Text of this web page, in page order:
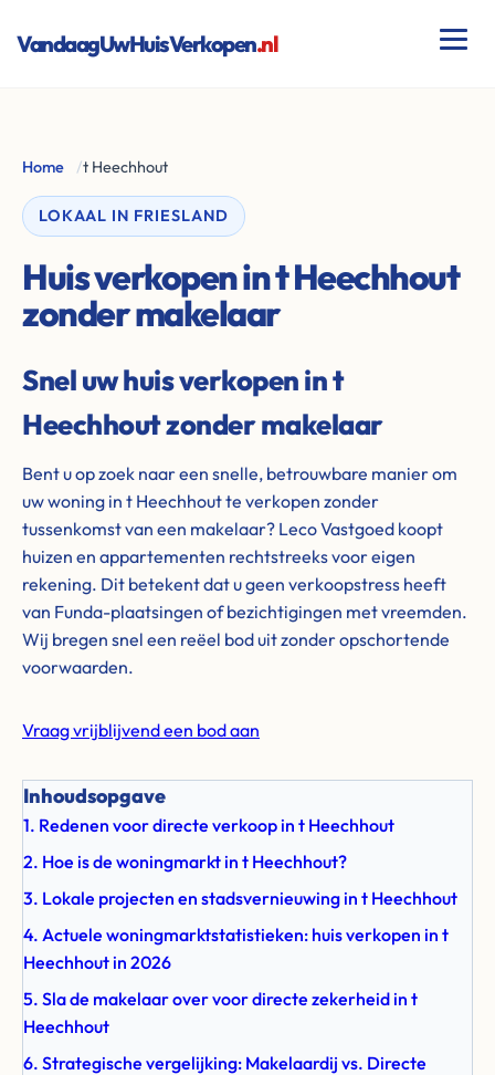
VandaagUwHuisVerkopen.nl
Home /t Heechhout
LOKAAL IN FRIESLAND
Huis verkopen in t Heechhout
zonder makelaar
Snel uw huis verkopen in t
Heechhout zonder makelaar
Bent u op zoek naar een snelle, betrouwbare manier om
uw woning in t Heechhout te verkopen zonder
tussenkomst van een makelaar? Leco Vastgoed koopt
huizen en appartementen rechtstreeks voor eigen
rekening. Dit betekent dat u geen verkoopstress heeft
van Funda-plaatsingen of bezichtigingen met vreemden.
Wij bregen snel een reëel bod uit zonder opschortende
voorwaarden.
Vraag vrijblijvend een bod aan
Inhoudsopgave
1. Redenen voor directe verkoop in t Heechhout
2. Hoe is de woningmarkt in t Heechhout?
3. Lokale projecten en stadsvernieuwing in t Heechhout
4. Actuele woningmarktstatistieken: huis verkopen in t
Heechhout in 2026
5. Sla de makelaar over voor directe zekerheid in t
Heechhout
6. Strategische vergelijking: Makelaardij vs. Directe